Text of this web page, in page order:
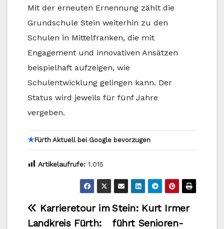
Mit der erneuten Ernennung zählt die
Grundschule Stein weiterhin zu den
Schulen in Mittelfranken, die mit
Engagement und innovativen Ansätzen
beispielhaft aufzeigen, wie
Schulentwicklung gelingen kann. Der
Status wird jeweils für fünf Jahre
vergeben.
★Fürth Aktuell bei Google bevorzugen
Artikelaufrufe: 1.015
Beitragsnavigation
Stein: Kurt Irmer
führt Senioren-
Karrieretour im
Landkreis Fürth: